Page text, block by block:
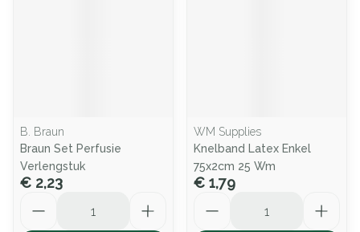
B. Braun
Braun Set Perfusie
Verlengstuk
€ 2,23
WM Supplies
Knelband Latex Enkel
75x2cm 25 Wm
€ 1,79